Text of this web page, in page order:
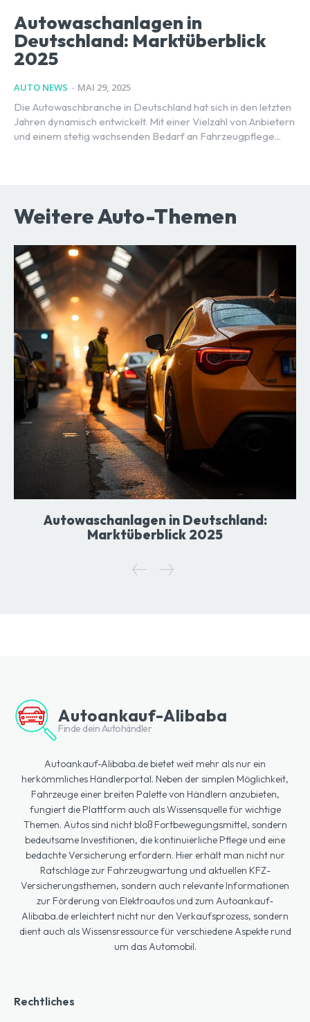
Autowaschanlagen in
Deutschland: Marktüberblick
2025
AUTO NEWS - MAI 29, 2025
Die Autowaschbranche in Deutschland hat sich in den letzten
Jahren dynamisch entwickelt. Mit einer Vielzahl von Anbietern
und einem stetig wachsenden Bedarf an Fahrzeugpflege...
Weitere Auto-Themen
Autowaschanlagen in Deutschland:
Marktüberblick 2025
Autoankauf-Alibaba
Finde dein Autohändler
Autoankauf-Alibaba.de bietet weit mehr als nur ein
herkömmliches Händlerportal. Neben der simplen Möglichkeit,
Fahrzeuge einer breiten Palette von Händlern anzubieten,
fungiert die Plattform auch als Wissensquelle für wichtige
Themen. Autos sind nicht bloß Fortbewegungsmittel, sondern
bedeutsame Investitionen, die kontinuierliche Pflege und eine
bedachte Versicherung erfordern. Hier erhält man nicht nur
Ratschläge zur Fahrzeugwartung und aktuellen KFZ-
Versicherungsthemen, sondern auch relevante Informationen
zur Förderung von Elektroautos und zum Autoankauf-
Alibaba.de erleichtert nicht nur den Verkaufsprozess, sondern
dient auch als Wissensressource für verschiedene Aspekte rund
um das Automobil.
Rechtliches